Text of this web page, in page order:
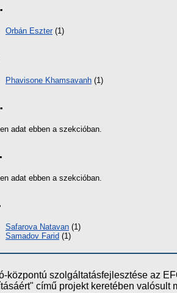
Orbán Eszter(1)
Phavisone Khamsavanh (1)
adat ebben a szekcióban.
adat ebben a szekcióban.
Safarova Natavan (1)
Samadov Farid (1)
központú szolgáltatásfejlesztése az
című projekt keretében